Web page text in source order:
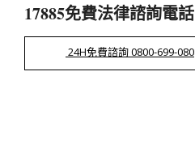
17885免費法律諮詢電話
24H免費諮詢 0800-699-080